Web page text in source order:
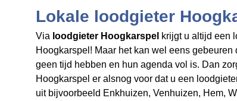
Lokale loodgieter
Via loodgieter Hoogkarspel krijgt u altijd een
Hoogkarspel! Maar het kan wel eens gebeuren
geen tijd hebben en hun agenda vol is. Dan
Hoogkarspel er alsnog voor dat u een
uit bijvoorbeeld Enkhuizen, Venhuizen, Hem,